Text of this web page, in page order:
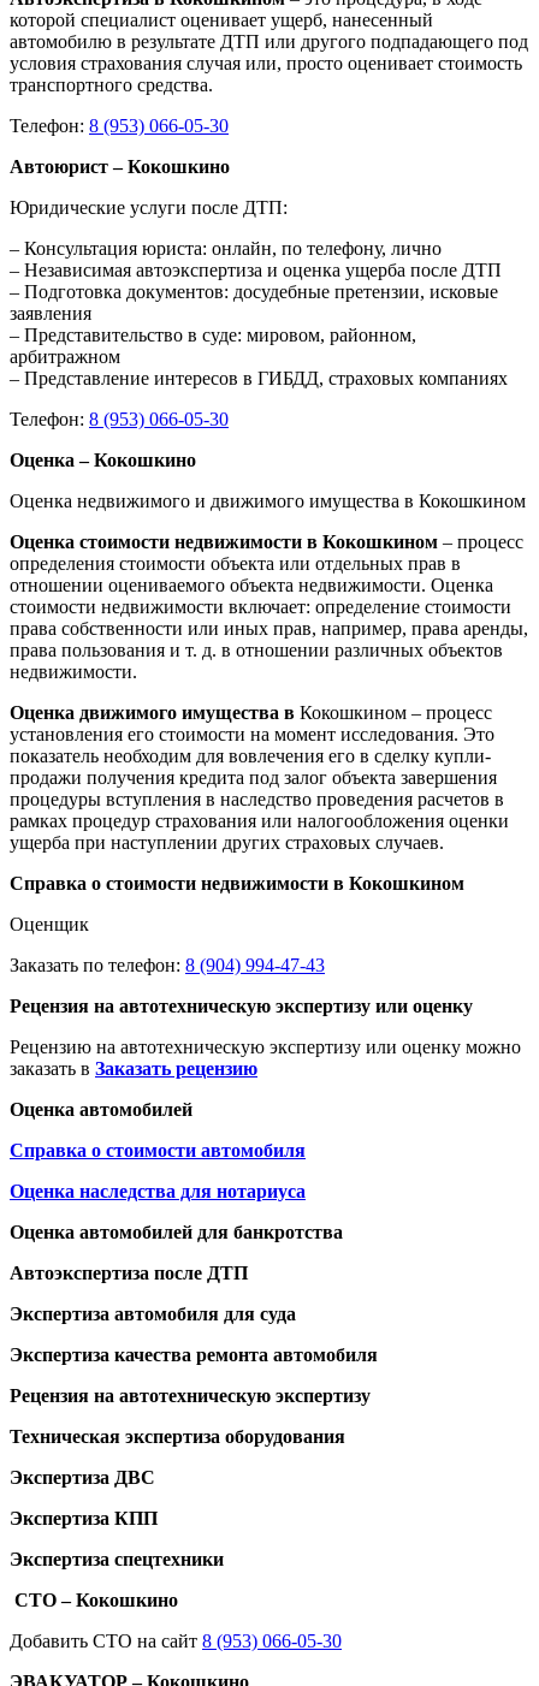
которой специалист оценивает ущерб, нанесенный
автомобилю в результате ДТП или другого подпадающего под
условия страхования случая или, просто оценивает стоимость
транспортного средства.
Телефон: 8 (953) 066-05-30
Автоюрист – Кокошкино
Юридические услуги после ДТП:
– Консультация юриста: онлайн, по телефону, лично
– Независимая автоэкспертиза и оценка ущерба после ДТП
– Подготовка документов: досудебные претензии, исковые
заявления
– Представительство в суде: мировом, районном,
арбитражном
– Представление интересов в ГИБДД, страховых компаниях
Телефон: 8 (953) 066-05-30
Оценка – Кокошкино
Оценка недвижимого и движимого имущества в Кокошкином
Оценка стоимости недвижимости в Кокошкином – процесс
определения стоимости объекта или отдельных прав в
отношении оцениваемого объекта недвижимости. Оценка
стоимости недвижимости включает: определение стоимости
права собственности или иных прав, например, права аренды,
права пользования и т. д. в отношении различных объектов
недвижимости.
Оценка движимого имущества в Кокошкином – процесс
установления его стоимости на момент исследования. Это
показатель необходим для вовлечения его в сделку купли-
продажи получения кредита под залог объекта завершения
процедуры вступления в наследство проведения расчетов в
рамках процедур страхования или налогообложения оценки
ущерба при наступлении других страховых случаев.
Справка о стоимости недвижимости в Кокошкином
Оценщик
Заказать по телефон: 8 (904) 994-47-43
Рецензия на автотехническую экспертизу или оценку
Рецензию на автотехническую экспертизу или оценку можно
заказать в Заказать рецензию
Оценка автомобилей
Справка о стоимости автомобиля
Оценка наследства для нотариуса
Оценка автомобилей для банкротства
Автоэкспертиза после ДТП
Экспертиза автомобиля для суда
Экспертиза качества ремонта автомобиля
Рецензия на автотехническую экспертизу
Техническая экспертиза оборудования
Экспертиза ДВС
Экспертиза КПП
Экспертиза спецтехники
СТО – Кокошкино
Добавить СТО на сайт 8 (953) 066-05-30
ЭВАКУАТОР – Кокошкино